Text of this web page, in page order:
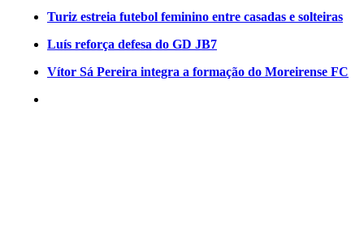
Turiz estreia futebol feminino entre casadas e solteiras
Luís reforça defesa do GD JB7
Vítor Sá Pereira integra a formação do Moreirense FC